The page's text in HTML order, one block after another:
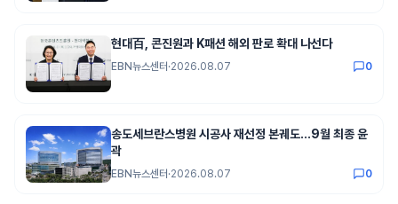
현대百, 콘진원과 K패션 해외 판로 확대 나선다
EBN뉴스센터 ·2026.08.07 0
송도세브란스병원 시공사 재선정 본궤도…9월 최종 윤
곽
EBN뉴스센터 ·2026.08.07 0